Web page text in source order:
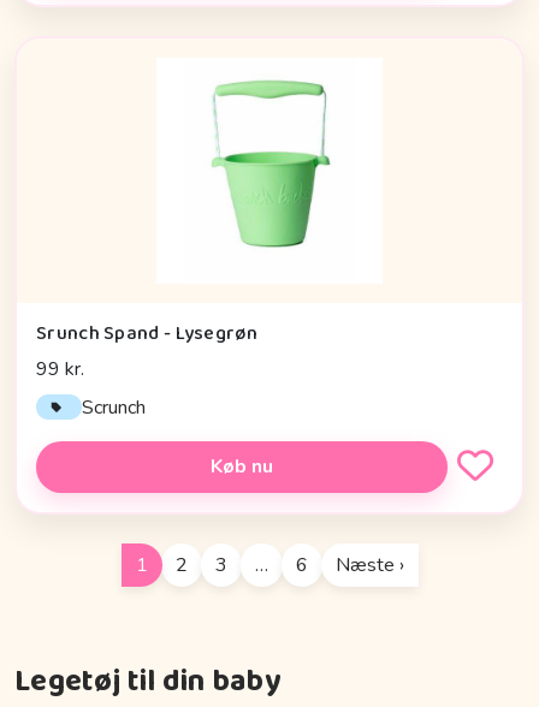
Srunch Spand - Lysegrøn
99 kr.
Scrunch
Køb nu
1 2 3 … 6 Næste ›
Legetøj til din baby